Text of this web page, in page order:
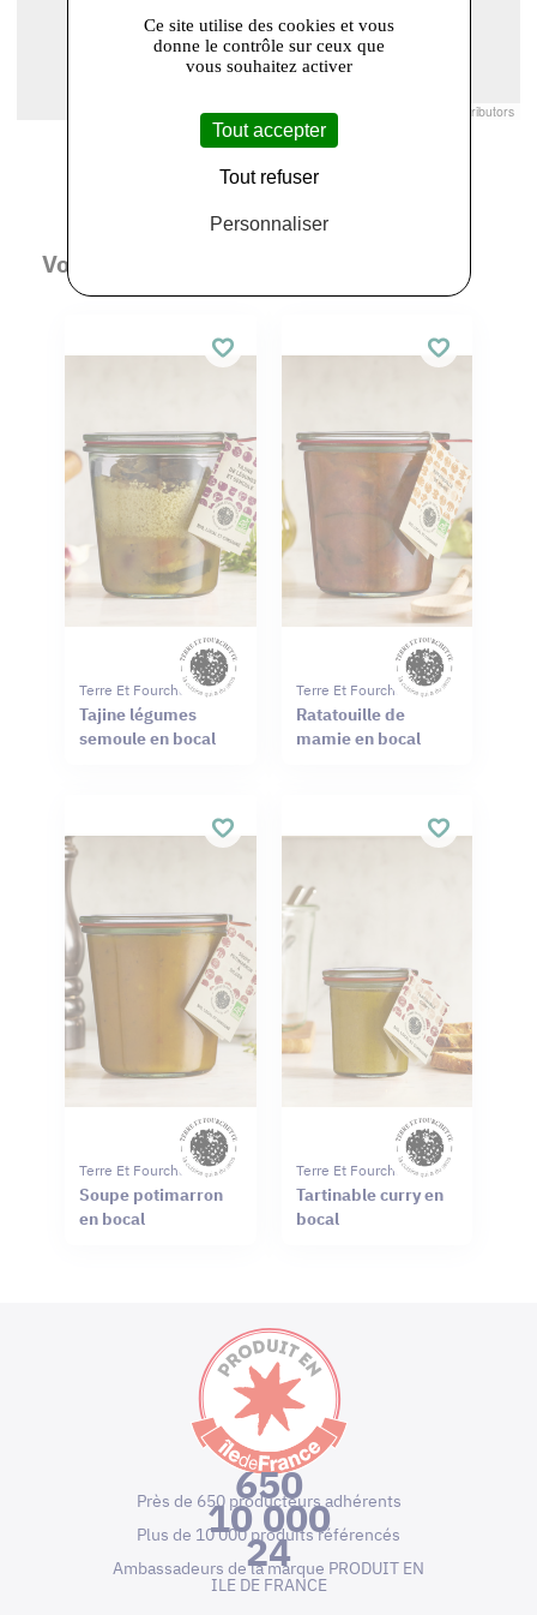
© Openstreetmap France | © contributors
Vous aimerez aussi
Terre Et Fourchette
Tajine légumes
semoule en bocal
Terre Et Fourchette
Ratatouille de
mamie en bocal
Terre Et Fourchette
Soupe potimarron
en bocal
Terre Et Fourchette
Tartinable curry en
bocal
650
Près de 650 producteurs adhérents
10 000
Plus de 10 000 produits référencés
24
Ambassadeurs de la marque PRODUIT EN
ILE DE FRANCE
Ce site utilise des cookies et vous
donne le contrôle sur ceux que
vous souhaitez activer
Tout accepter
Tout refuser
Personnaliser